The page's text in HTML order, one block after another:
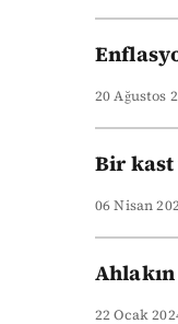
20 Ağustos
Bir kast
06 Nisan
22 Ocak